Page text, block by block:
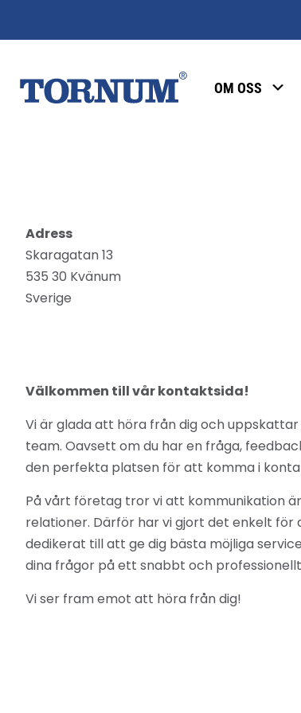
OM OSS
Adress
Skaragatan 13
535 30 Kvänum
Sverige
Välkommen till vår kontaktsida!
Vi är glada att höra från dig och
team. Oavsett om du har en fråga,
den perfekta platsen för att komma i
På vårt företag tror vi att kommunikation
relationer. Därför har vi gjort det enkelt
dedikerat till att ge dig bästa möjliga
dina frågor på ett snabbt och
Vi ser fram emot att höra från dig!